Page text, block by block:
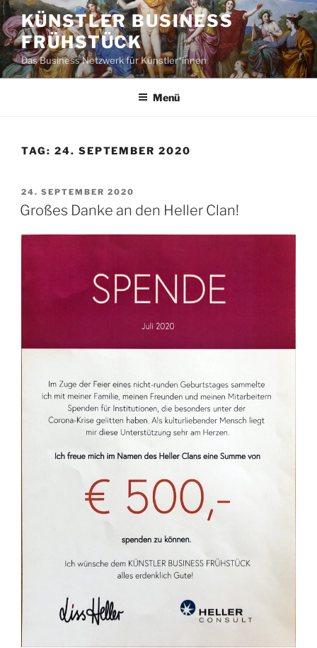
Zum
Inhalt
springen
KÜNSTLER BUSINESS
FRÜHSTÜCK
Das Business Netzwerk für Künstler*innen
Menü
TAG: 24. SEPTEMBER 2020
VERÖFFENTLICHT
AM
24. SEPTEMBER 2020
Großes Danke an den Heller Clan!